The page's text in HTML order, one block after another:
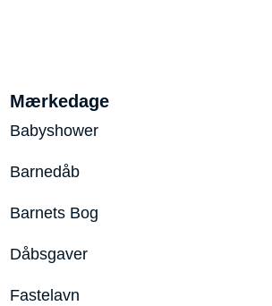
Mærkedage
Babyshower
Barnedåb
Barnets Bog
Dåbsgaver
Fastelavn